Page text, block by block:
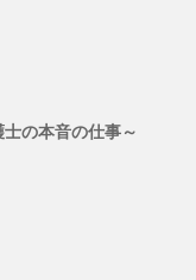
の本音の仕事～